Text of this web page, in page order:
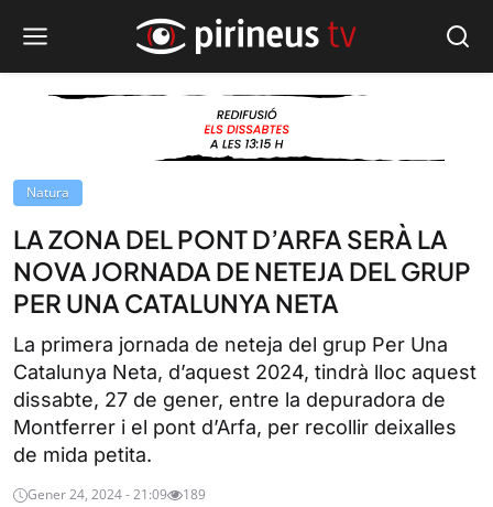
Natura
LA ZONA DEL PONT D’ARFA SERÀ LA
NOVA JORNADA DE NETEJA DEL GRUP
PER UNA CATALUNYA NETA
La primera jornada de neteja del grup Per Una
Catalunya Neta, d’aquest 2024, tindrà lloc aquest
dissabte, 27 de gener, entre la depuradora de
Montferrer i el pont d’Arfa, per recollir deixalles
de mida petita.
Gener 24, 2024 - 21:09 189